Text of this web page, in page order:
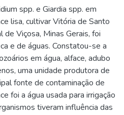
spp. e Giardia spp. em
lisa, cultivar Vitória de Santo
de Viçosa, Minas Gerais, foi
e de águas. Constatou-se a
em água, alface, adubo
uma unidade produtora de
fonte de contaminação de
foi a água usada para irrigação
tiveram influência das